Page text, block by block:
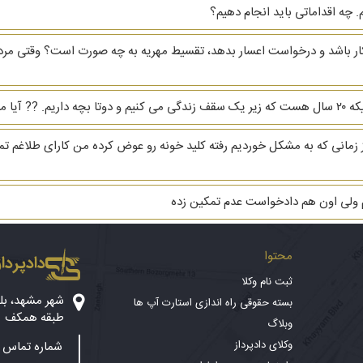
اقداماتی باید انجام دهیم؟
باشد و درخواست اعسار بدهد، تقسیط مهریه به چه صورت است؟ وقتی
ام ۳ دنگ خانه است از زمانی که به مشکل خوردیم رفته کلید خونه رو عوض کرده من
ولی اون هم دادخواست عدم تمکین زده
محتوا
ثبت نام وکلا
بسته حقوقی راه اندازی استارت آپ ها
وبلاگ
وکلای دادپرداز
طبقه همکف
شماره تماس